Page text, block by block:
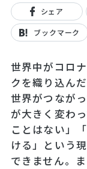
シェア
ブックマーク
世界中がコロ
クを織り込ん
世界がつなが
が大きく変わ
ことはない」
ける」という
できません。